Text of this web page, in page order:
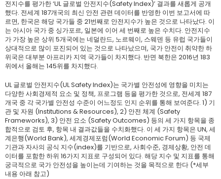
전지수를 평가한 ‘UL 글로벌 안전지수(Safety Index)’ 결과를 새롭게 공개
했다. 전세계 187개국의 최신 안전 관련 데이터를 반영한 이번 보고서에 따
르면, 한국은 해당 국가들 중 21번째로 안전지수가 높은 것으로 나타났다. 이
는 아시아 국가 중 싱가포르, 일본에 이어 세 번째로 높은 수치다. 안전지수
가 가장 높은 상위 5개국에는 네덜란드, 노르웨이, 스웨덴 등 유럽 국가들이
상대적으로 많이 포진되어 있는 것으로 나타났으며, 국가 안전이 취약한 하
위국은 대부분 아프리카 지역 국가들이 차지했다. 반면 북한은 2016년 183
위에서 올해는 145위를 차지했다.
UL 글로벌 안전지수(UL Safety Index)는 국가별 안전성에 영향을 미치는
다양한 사회경제적 요소 및 정책, 프로그램 등을 평가한 것으로, 전세계 187
개국 중 각 국가별 안전성 수준이 어느정도 인지 순위를 통해 보여준다. 1) 기
관 및 자원 (Institutions & Resources), 2) 안전 체계 (Safety
Frameworks), 3) 안전 요소 (Safety Outcomes) 등의 세 가지 항목을 종
합적으로 검토 후, 항목 내 결과값들을 수치화했다. 이 세 가지 항목은 UN, 세
계은행(World Bank), 세계경제포럼(World Economic Forum) 등 국제
기관과 자사의 공식 지수(index)를 기반으로, 사회수준, 경제상황, 안전 데
이터를 포함한 하위 16가지 지표로 구성되어 있다. 해당 지수 및 지표를 통해
궁극적으로 국가 안전성을 높이는데 기여하는 것을 목적으로 한다 (*세부
내용 아래 참고)